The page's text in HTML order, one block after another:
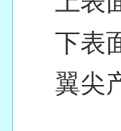
下表
翼尖